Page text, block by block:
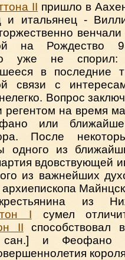
II пришло в
и итальянец -
на
уже не спорил:
в последние
связи с
Вопрос
регентом на время
или
После
одного из
вдовствующей
из важнейших
из
I сумел
II способствовал
сан.] и Феофано